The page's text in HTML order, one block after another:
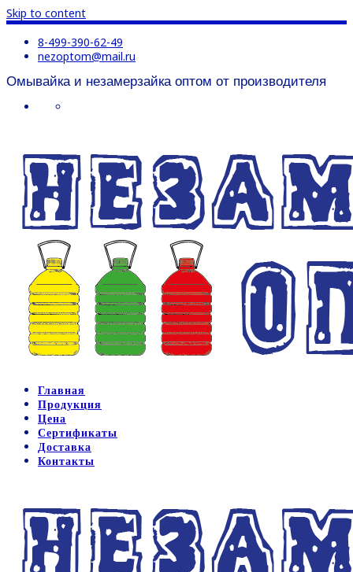
Skip to content
8-499-390-62-49
nezoptom@mail.ru
Омывайка и незамерзайка оптом от производителя
Главная
Продукция
Цена
Сертификаты
Доставка
Контакты